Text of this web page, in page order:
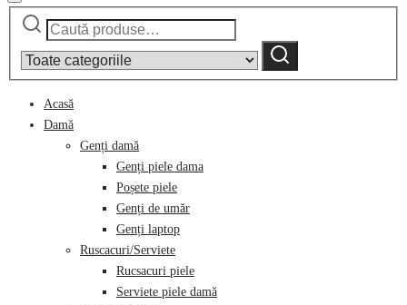
Caută
category:
Caută
Acasă
Damă
Genți damă
Genți piele dama
Poșete piele
Genți de umăr
Genți laptop
Ruscacuri/Serviete
Rucsacuri piele
Serviete piele damă